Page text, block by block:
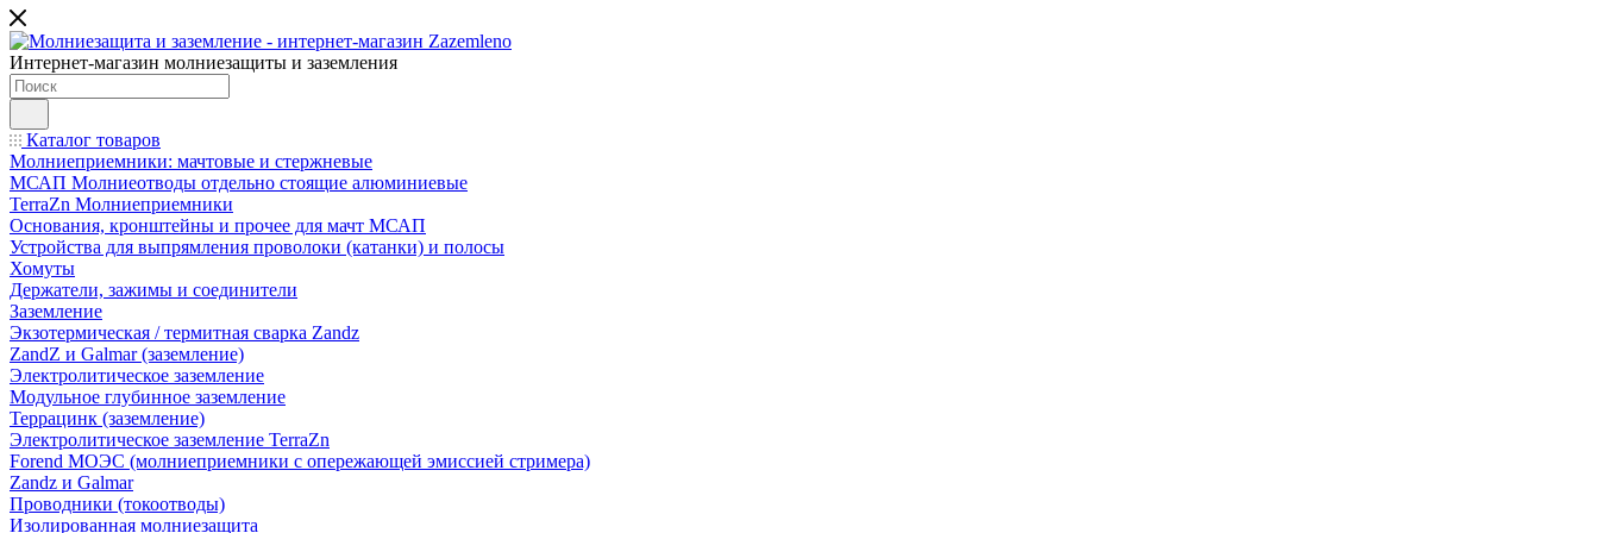
Интернет-магазин молниезащиты и заземления
Каталог товаров
Молниеприемники: мачтовые и стержневые
МСАП Молниеотводы отдельно стоящие алюминиевые
TerraZn Молниеприемники
Основания, кронштейны и прочее для мачт МСАП
Устройства для выпрямления проволоки (катанки) и полосы
Хомуты
Держатели, зажимы и соединители
Заземление
Экзотермическая / термитная сварка Zandz
ZandZ и Galmar (заземление)
Электролитическое заземление
Модульное глубинное заземление
Террацинк (заземление)
Электролитическое заземление TerraZn
Forend МОЭС (молниеприемники с опережающей эмиссией стримера)
Zandz и Galmar
Проводники (токоотводы)
Изолированная молниезащита